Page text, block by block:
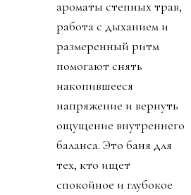
ароматы степных трав,
работа с дыханием и
размеренный ритм
помогают снять
накопившееся
напряжение и вернуть
ощущение внутреннего
баланса. Это баня для
тех, кто ищет
спокойное и глубокое